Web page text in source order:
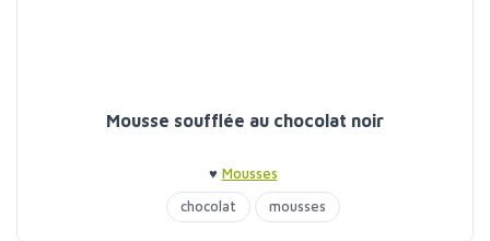
Mousse soufflée au chocolat noir
♥ Mousses
chocolat
mousses